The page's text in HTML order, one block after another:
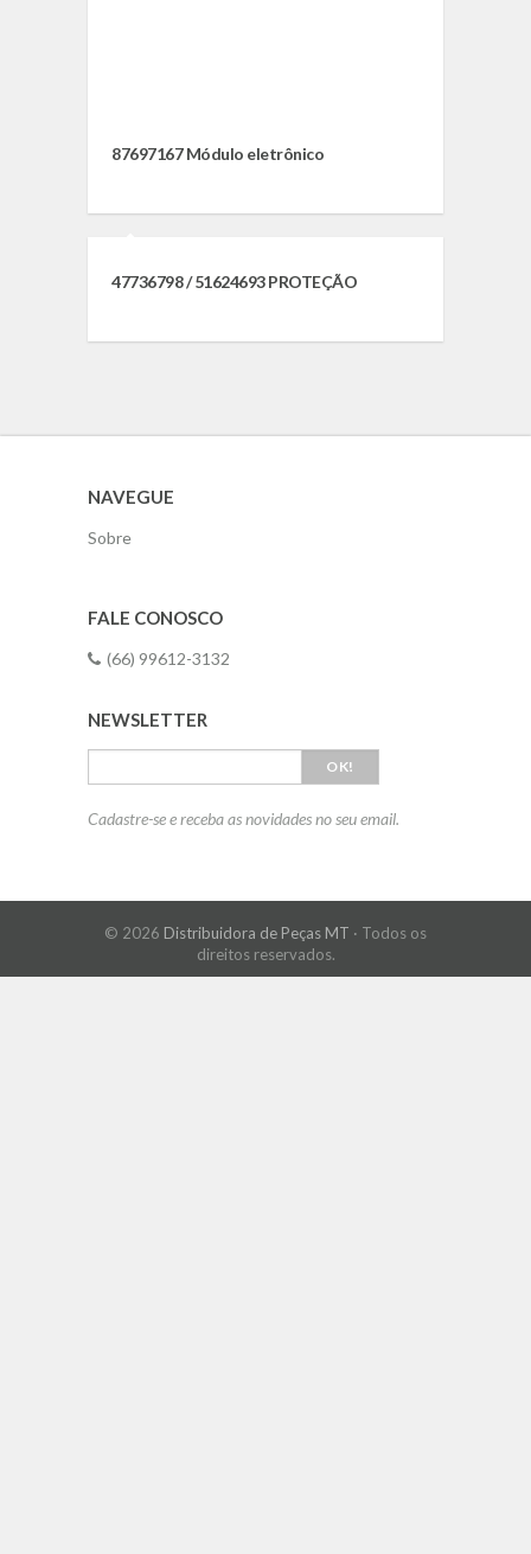
87697167 Módulo eletrônico
47736798 / 51624693 PROTEÇÃO
NAVEGUE
Sobre
FALE CONOSCO
(66) 99612-3132
NEWSLETTER
OK!
Cadastre-se e receba as novidades no seu email.
© 2026 Distribuidora de Peças MT · Todos os
direitos reservados.